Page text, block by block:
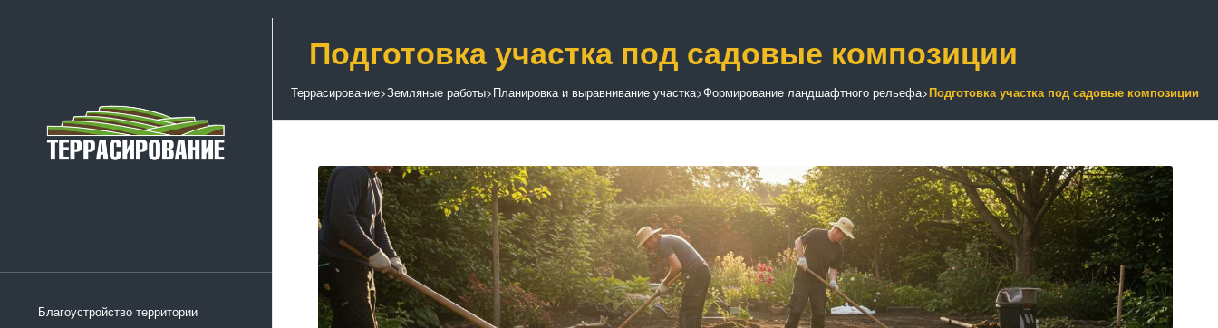
Благоустройство территории
Подготовка участка под садовые композиции
Террасирование>Земляные работы>Планировка и выравнивание участка>Формирование ландшафтного рельефа>Подготовка участка под садовые композиции